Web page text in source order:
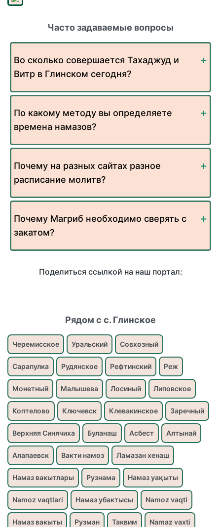
Часто задаваемые вопросы
Во сколько совершается Тахаджуд и
Витр в Глинском сегодня?
По какому методу вы определяете
времена намазов?
Почему на разных сайтах разное
расписание молитв?
Почему Магриб необходимо сверять с
закатом?
Поделиться ссылкой на наш портал:
Рядом с с. Глинское
Черемисское Уральский Совхозный
Сарапулка Рудянское Рефтинский Реж
Монетный Малышева Лосиный Липовское
Коптелово Ключевск Клевакинское Заречный
Верхняя Синячиха Буланаш Асбест Алтынай
Алапаевск Вакти намоз Ламазан хенаш
Намаз вакытлары Рузнама Намаз уақыты
Namoz vaqtlari Намаз убактысы Namoz vaqti
Намаз вакыты Рузман Таквим Namaz vaxti